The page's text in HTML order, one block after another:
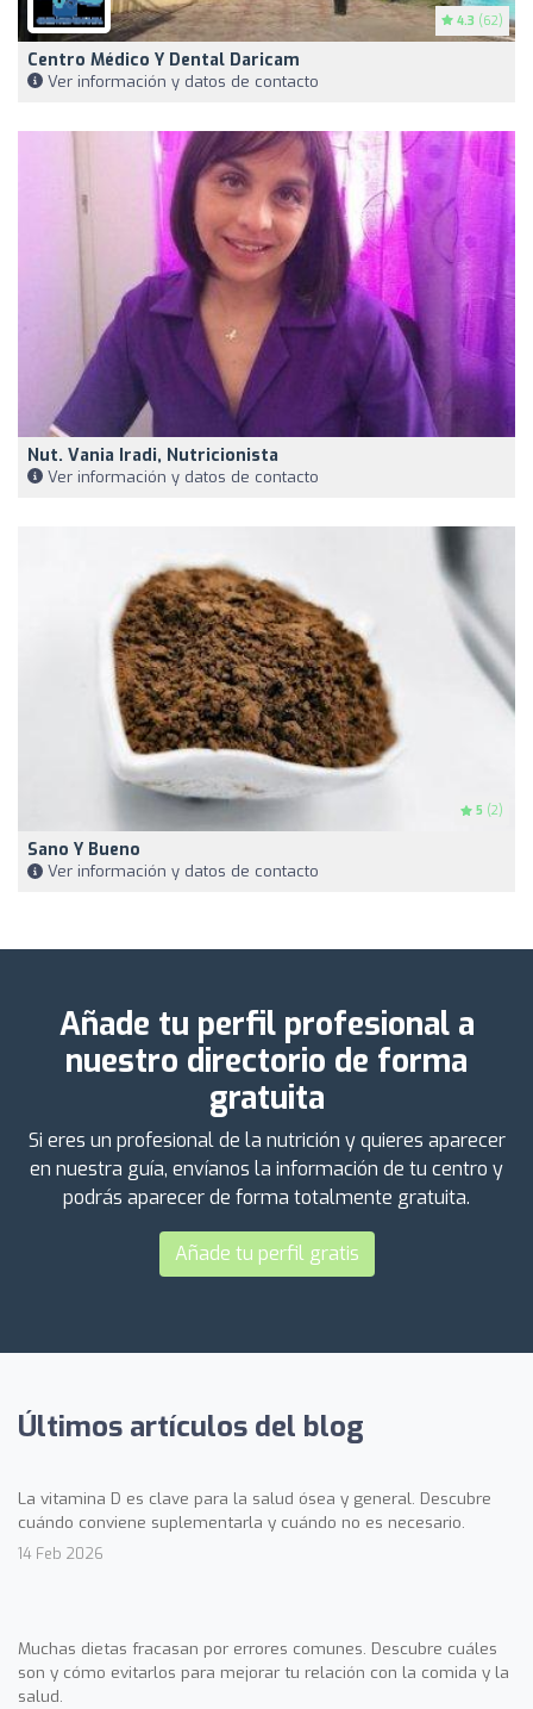
4.3 (62)
Centro Médico Y Dental Daricam
Ver información y datos de contacto
Nut. Vania Iradi, Nutricionista
Ver información y datos de contacto
5 (2)
Sano Y Bueno
Ver información y datos de contacto
Añade tu perfil profesional a
nuestro directorio de forma
gratuita
Si eres un profesional de la nutrición y quieres aparecer
en nuestra guía, envíanos la información de tu centro y
podrás aparecer de forma totalmente gratuita.
Añade tu perfil gratis
Últimos artículos del blog
La vitamina D es clave para la salud ósea y general. Descubre
cuándo conviene suplementarla y cuándo no es necesario.
14 Feb 2026
Muchas dietas fracasan por errores comunes. Descubre cuáles
son y cómo evitarlos para mejorar tu relación con la comida y la
salud.